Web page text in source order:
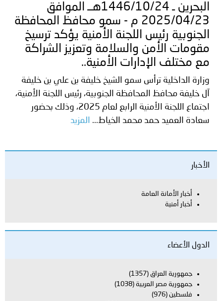
البحرين ـ 1446/10/24هــ الموافق
2025/04/23 م - سمو محافظ المحافظة
الجنوبية رئيس اللجنة الأمنية يؤكد ترسيخ
مقومات الأمن والسلامة وتعزيز الشراكة
مع مختلف الإدارات الأمنية..
وزارة الداخلية ترأس سمو الشيخ خليفة بن علي بن خليفة
آل خليفة محافظ المحافظة الجنوبية، رئيس اللجنة الأمنية،
اجتماع اللجنة الأمنية الرابع لعام 2025، وذلك بحضور
سعادة العميد حمد محمد الخياط...
المزيد
الأخبار
أخبار الأمانة العامة
أخبار أمنية
الدول الأعضاء
جمهورية العراق (1357)
جمهورية مصر العربية (1038)
فلسطين (976)